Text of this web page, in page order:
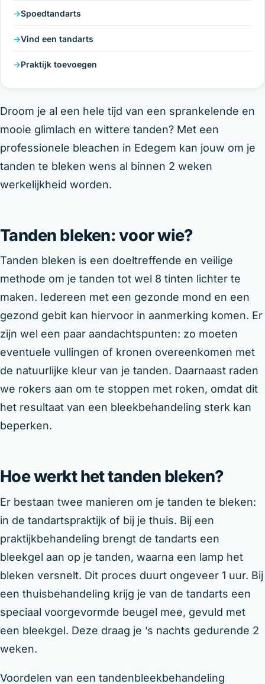
Spoedtandarts
Vind een tandarts
Praktijk toevoegen
Droom je al een hele tijd van een sprankelende en
mooie glimlach en wittere tanden? Met een
professionele bleachen in Edegem kan jouw om je
tanden te bleken wens al binnen 2 weken
werkelijkheid worden.
Tanden bleken: voor wie?
Tanden bleken is een doeltreffende en veilige
methode om je tanden tot wel 8 tinten lichter te
maken. Iedereen met een gezonde mond en een
gezond gebit kan hiervoor in aanmerking komen. Er
zijn wel een paar aandachtspunten: zo moeten
eventuele vullingen of kronen overeenkomen met
de natuurlijke kleur van je tanden. Daarnaast raden
we rokers aan om te stoppen met roken, omdat dit
het resultaat van een bleekbehandeling sterk kan
beperken.
Hoe werkt het tanden bleken?
Er bestaan twee manieren om je tanden te bleken:
in de tandartspraktijk of bij je thuis. Bij een
praktijkbehandeling brengt de tandarts een
bleekgel aan op je tanden, waarna een lamp het
bleken versnelt. Dit proces duurt ongeveer 1 uur. Bij
een thuisbehandeling krijg je van de tandarts een
speciaal voorgevormde beugel mee, gevuld met
een bleekgel. Deze draag je ’s nachts gedurende 2
weken.
Voordelen van een tandenbleekbehandeling